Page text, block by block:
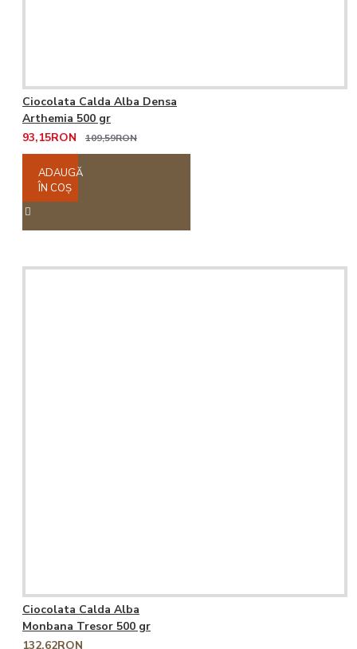
Ciocolata Calda Alba Densa
Arthemia 500 gr
93,15RON
109,59RON
ADAUGĂ
ÎN COŞ
Ciocolata Calda Alba
Monbana Tresor 500 gr
132,62RON